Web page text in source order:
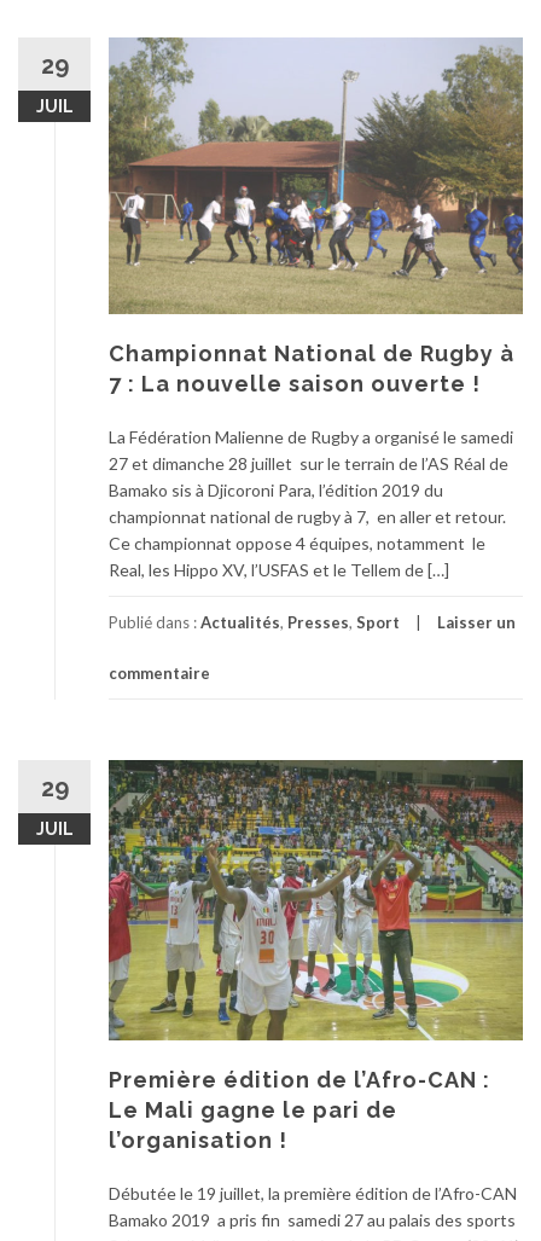
29
JUIL
Championnat National de Rugby à
7 : La nouvelle saison ouverte !
La Fédération Malienne de Rugby a organisé le samedi
27 et dimanche 28 juillet sur le terrain de l’AS Réal de
Bamako sis à Djicoroni Para, l’édition 2019 du
championnat national de rugby à 7, en aller et retour.
Ce championnat oppose 4 équipes, notamment le
Real, les Hippo XV, l’USFAS et le Tellem de […]
Publié dans :Actualités, Presses, Sport Laisser un
commentaire
29
JUIL
Première édition de l’Afro-CAN :
Le Mali gagne le pari de
l’organisation !
Débutée le 19 juillet, la première édition de l’Afro-CAN
Bamako 2019 a pris fin samedi 27 au palais des sports